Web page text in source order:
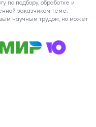
по подбору, обработке и
заказчиком теме.
научным трудом, но может